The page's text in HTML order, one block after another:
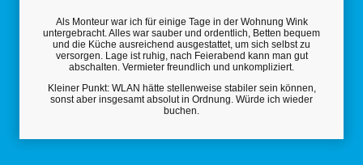
Als Monteur war ich für einige Tage in der Wohnung Wink
untergebracht. Alles war sauber und ordentlich, Betten bequem
und die Küche ausreichend ausgestattet, um sich selbst zu
versorgen. Lage ist ruhig, nach Feierabend kann man gut
abschalten. Vermieter freundlich und unkompliziert.
Kleiner Punkt: WLAN hätte stellenweise stabiler sein können,
sonst aber insgesamt absolut in Ordnung. Würde ich wieder
buchen.